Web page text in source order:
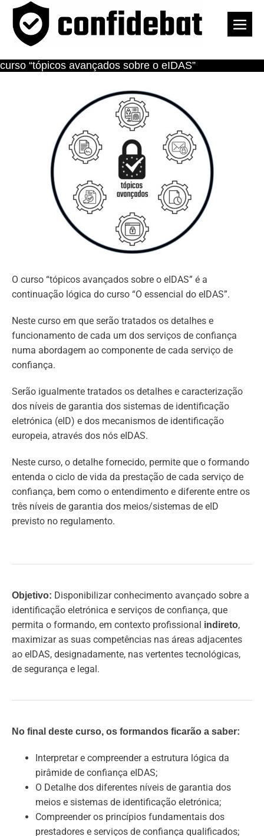
Skip
content
curso “tópicos avançados sobre o eIDAS”
O curso “tópicos avançados sobre o eIDAS” é a
continuação lógica do curso “O essencial do eIDAS”.
Neste curso em que serão tratados os detalhes e
funcionamento de cada um dos serviços de confiança
numa abordagem ao componente de cada serviço de
confiança.
Serão igualmente tratados os detalhes e caracterização
dos níveis de garantia dos sistemas de identificação
eletrónica (eID) e dos mecanismos de identificação
europeia, através dos nós eIDAS.
Neste curso, o detalhe fornecido, permite que o formando
entenda o ciclo de vida da prestação de cada serviço de
confiança, bem como o entendimento e diferente entre os
três níveis de garantia dos meios/sistemas de eID
previsto no regulamento.
Objetivo: Disponibilizar conhecimento avançado sobre a
identificação eletrónica e serviços de confiança, que
permita o formando, em contexto profissional indireto,
maximizar as suas competências nas áreas adjacentes
ao eIDAS, designadamente, nas vertentes tecnológicas,
de segurança e legal.
No final deste curso, os formandos ficarão a saber:
Interpretar e compreender a estrutura lógica da
pirâmide de confiança eIDAS;
O Detalhe dos diferentes níveis de garantia dos
meios e sistemas de identificação eletrónica;
Compreender os princípios fundamentais dos
prestadores e serviços de confiança qualificados;